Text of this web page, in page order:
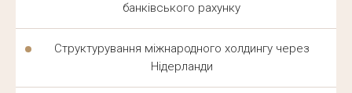
банківського рахунку
Структурування міжнародного холдингу через
Нідерланди